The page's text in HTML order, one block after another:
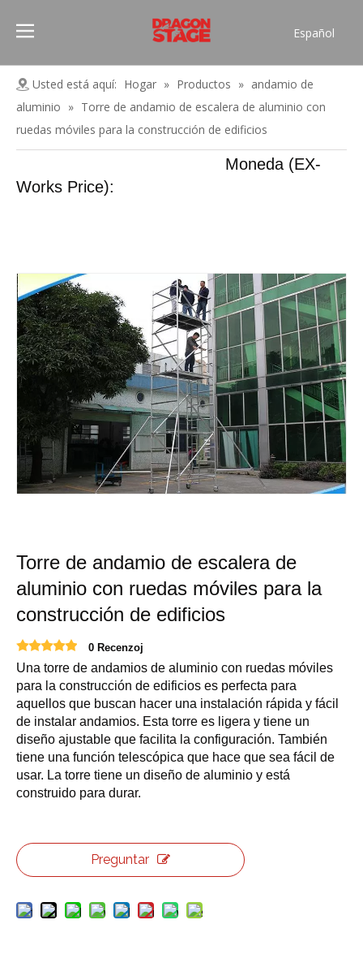
Español
Pусский
Français
简体中文
English
Usted está aquí: Hogar » Productos » andamio de
aluminio » Torre de andamio de escalera de aluminio con
ruedas móviles para la construcción de edificios
Moneda (EX-
Works Price):
Torre de andamio de escalera de
aluminio con ruedas móviles para la
construcción de edificios
0 Recenzoj
Una torre de andamios de aluminio con ruedas móviles
para la construcción de edificios es perfecta para
aquellos que buscan hacer una instalación rápida y fácil
de instalar andamios. Esta torre es ligera y tiene un
diseño ajustable que facilita la configuración. También
tiene una función telescópica que hace que sea fácil de
usar. La torre tiene un diseño de aluminio y está
construido para durar.
Preguntar